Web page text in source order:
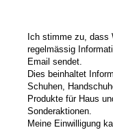
Ich stimme zu, dass
regelmässig
Email sendet.
Dies beinhaltet
Schuhen,
Produkte für Haus
Sonderaktionen.
Meine Einwilligung